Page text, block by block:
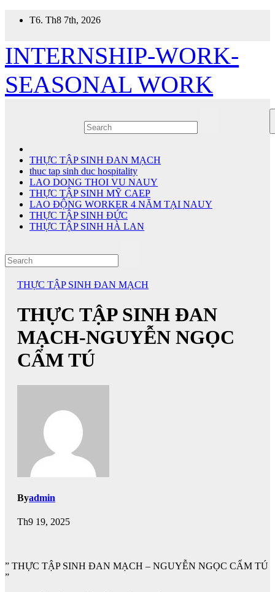
T6. Th8 7th, 2026
INTERNSHIP-WORK-
SEASONAL WORK
THỰC TẬP SINH ĐAN MẠCH
thuc tap sinh duc hospitality
LAO DONG THOI VU NAUY
THỰC TẬP SINH MỸ CAEP
LAO ĐỘNG WORKER 4 NĂM TẠI NAUY
THỰC TẬP SINH ĐỨC
THỰC TẬP SINH HÀ LAN
THỰC TẬP SINH ĐAN MẠCH
THỰC TẬP SINH ĐAN
MẠCH-NGUYỄN NGỌC
CẨM TÚ
Byadmin
Th9 19, 2025
” THỰC TẬP SINH ĐAN MẠCH – NGUYỄN NGỌC CẨM TÚ
”